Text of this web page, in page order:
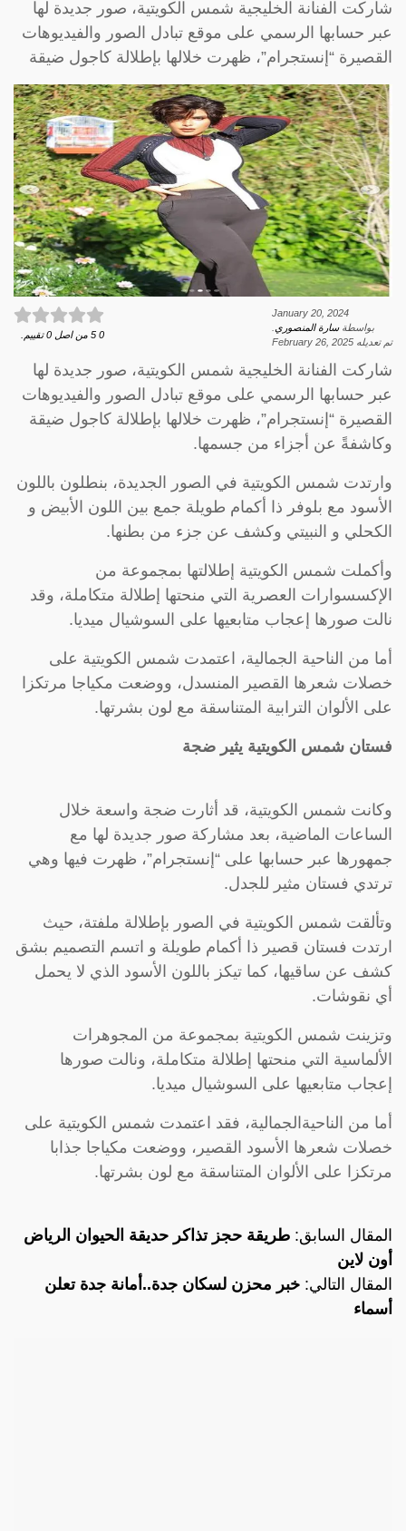
شاركت الفنانة الخليجية شمس الكويتية، صور جديدة لها
عبر حسابها الرسمي على موقع تبادل الصور والفيديوهات
القصيرة “إنستجرام”، ظهرت خلالها بإطلالة كاجول ضيقة
January 20, 2024
بواسطةسارة المنصوري
تم تعديله February 26, 2025
0
5 من اصل 0 تقييم.
شاركت الفنانة الخليجية شمس الكويتية، صور جديدة لها
عبر حسابها الرسمي على موقع تبادل الصور والفيديوهات
القصيرة “إنستجرام”، ظهرت خلالها بإطلالة كاجول ضيقة
وكاشفةً عن أجزاء من جسمها.
وارتدت شمس الكويتية في الصور الجديدة، بنطلون باللون
الأسود مع بلوفر ذا أكمام طويلة جمع بين اللون الأبيض و
الكحلي و النبيتي وكشف عن جزء من بطنها.
وأكملت شمس الكويتية إطلالتها بمجموعة من
الإكسسوارات العصرية التي منحتها إطلالة متكاملة، وقد
نالت صورها إعجاب متابعيها على السوشيال ميديا.
أما من الناحية الجمالية، اعتمدت شمس الكويتية على
خصلات شعرها القصير المنسدل، ووضعت مكياجا مرتكزا
على الألوان الترابية المتناسقة مع لون بشرتها.
فستان شمس الكويتية يثير ضجة
وكانت شمس الكويتية، قد أثارت ضجة واسعة خلال
الساعات الماضية، بعد مشاركة صور جديدة لها مع
جمهورها عبر حسابها على “إنستجرام”، ظهرت فيها وهي
ترتدي فستان مثير للجدل.
وتألقت شمس الكويتية في الصور بإطلالة ملفتة، حيث
ارتدت فستان قصير ذا أكمام طويلة و اتسم التصميم بشق
كشف عن ساقيها، كما تيكز باللون الأسود الذي لا يحمل
أي نقوشات.
وتزينت شمس الكويتية بمجموعة من المجوهرات
الألماسية التي منحتها إطلالة متكاملة، ونالت صورها
إعجاب متابعيها على السوشيال ميديا.
أما من الناحيةالجمالية، فقد اعتمدت شمس الكويتية على
خصلات شعرها الأسود القصير، ووضعت مكياجا جذابا
مرتكزا على الألوان المتناسقة مع لون بشرتها.
المقال السابق: طريقة حجز تذاكر حديقة الحيوان الرياض
أون لاين
المقال التالي: خبر محزن لسكان جدة..أمانة جدة تعلن
أسماء